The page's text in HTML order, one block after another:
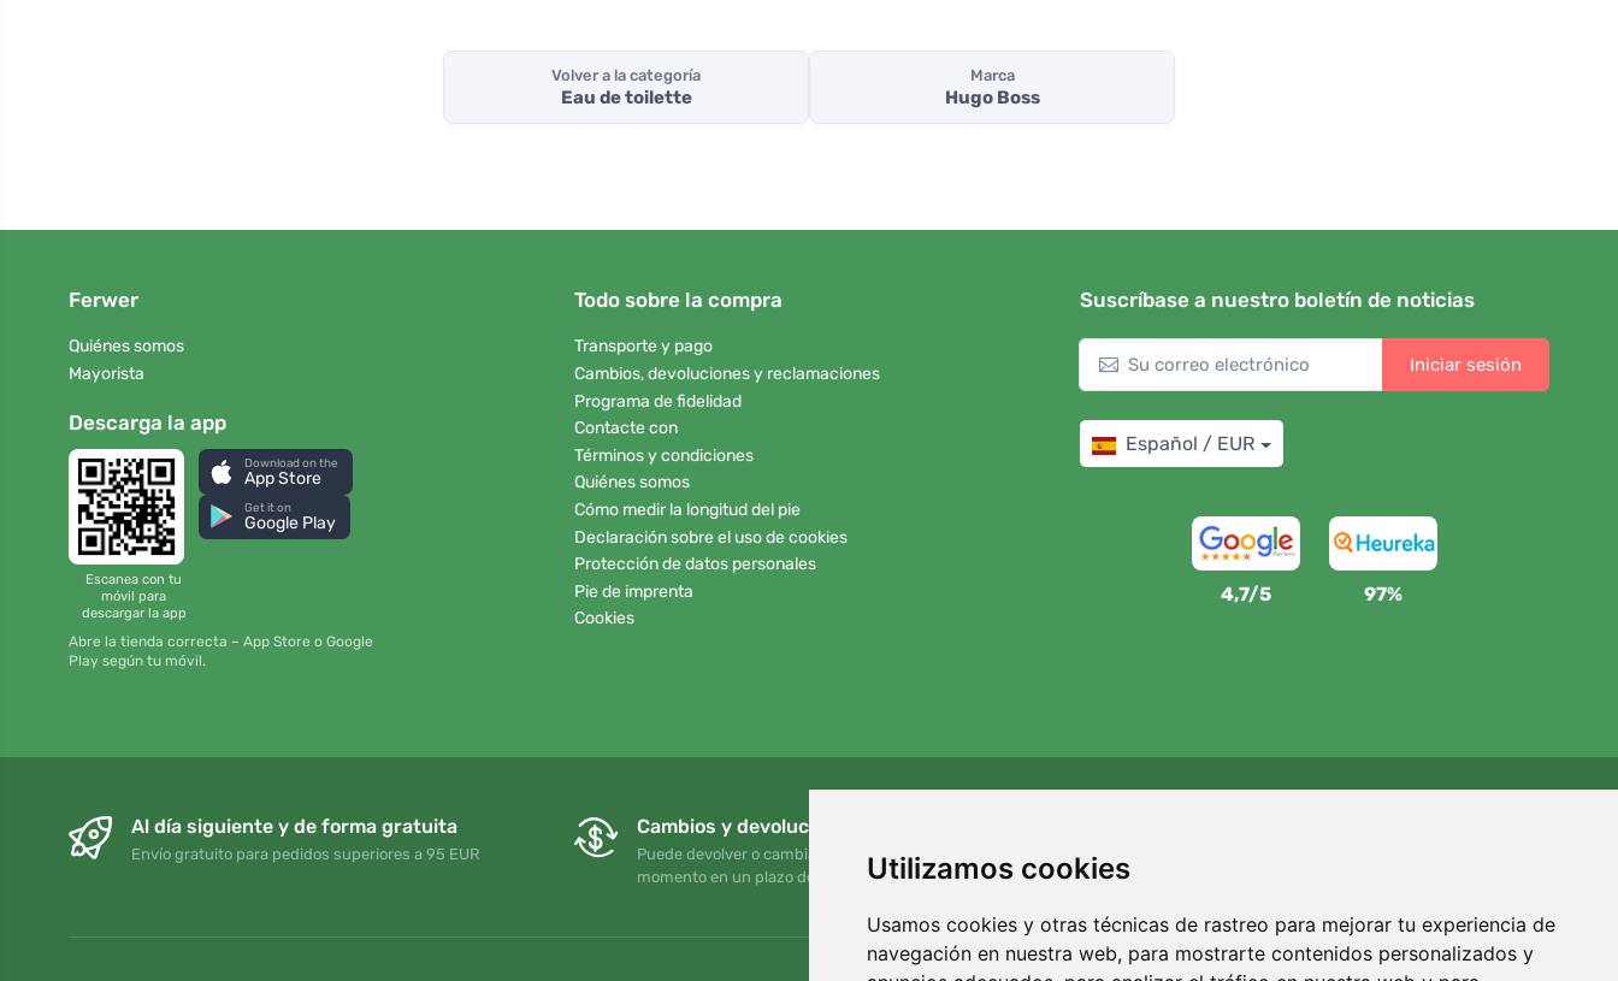
Utilizamos cookies
Usamos cookies y otras técnicas de rastreo para mejorar tu experiencia de
navegación en nuestra web, para mostrarte contenidos personalizados y
Volver a la categoría
Eau de toilette
Marca
Hugo Boss
Ferwer
Quiénes somos
Mayorista
Descarga la app
Escanea con tu
móvil para
descargar la app
Download on the
App Store
Get it on
Google Play
Abre la tienda correcta – App Store o Google
Play según tu móvil.
Todo sobre la compra
Transporte y pago
Cambios, devoluciones y reclamaciones
Programa de fidelidad
Contacte con
Términos y condiciones
Quiénes somos
Cómo medir la longitud del pie
Declaración sobre el uso de cookies
Protección de datos personales
Pie de imprenta
Cookies
Suscríbase a nuestro boletín de noticias
Iniciar sesión
Español / EUR
4,7/5 97%
Al día siguiente y de forma gratuita
Envío gratuito para pedidos superiores a 95 EUR
Cambios y devoluciones gratuitos
Puede devolver o cambiar su pedido en cualquier
momento en un plazo de 90 días